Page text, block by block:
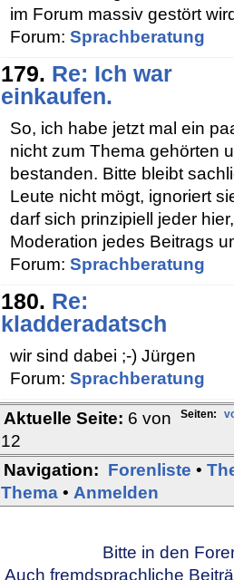
im Forum massiv gestört
Forum: Sprachberatung
179. Re: Ich war
einkaufen.
So, ich habe jetzt mal ein
nicht zum Thema gehörten
bestanden. Bitte bleibt
Leute nicht mögt, ignoriert
darf sich prinzipiell jeder
Moderation jedes Beitrags
Forum: Sprachberatung
180. Re:
kladderadatsch
wir sind dabei ;-) Jürgen
Forum: Sprachberatung
Seiten:
Aktuelle Seite: 6 von
12
Navigation: Forenliste •
Thema • Anmelden
Bitte in den
Auch fremdsprachliche